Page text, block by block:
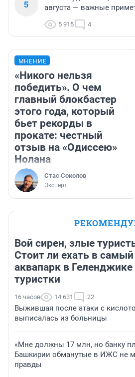
5
августа — важные
5 915 4
МНЕНИЕ
«Никого нельзя
победить». О чем
главный блокбастер
этого года, который
бьет рекорды в
прокате: честный
отзыв на «Одиссею»
Нолана
Стас Соколов
Эксперт
Вой сирен, злые
Стоит ли ехать в
аквапарк в
туристки
16 часов 14 631 22
Выжившая после атаки с
выписалась из больницы
«Мне должны 17 млн, но банку
Башкирии обманутые в ИЖС не
правды